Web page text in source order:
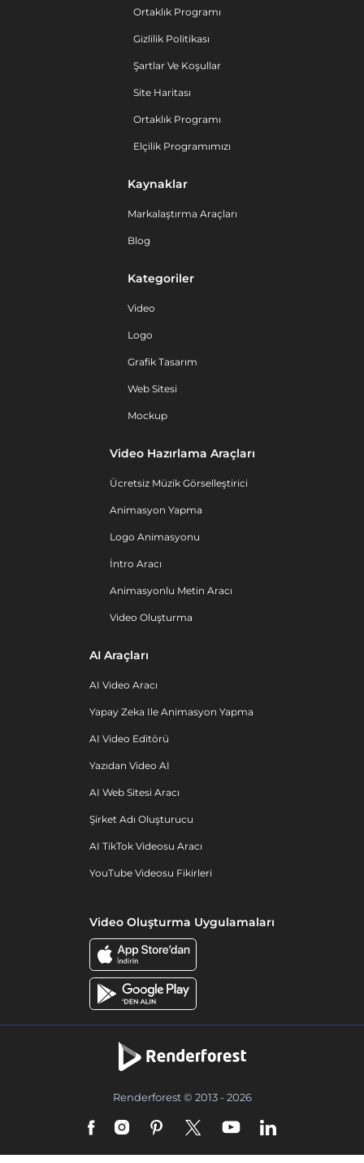
Ortaklık Programı
Gizlilik Politikası
Şartlar Ve Koşullar
Site Haritası
Ortaklık Programı
Elçilik Programımızı
Kaynaklar
Markalaştırma Araçları
Blog
Kategoriler
Video
Logo
Grafik Tasarım
Web Sitesi
Mockup
Video Hazırlama Araçları
Ücretsiz Müzik Görselleştirici
Animasyon Yapma
Logo Animasyonu
İntro Aracı
Animasyonlu Metin Aracı
Video Oluşturma
AI Araçları
AI Video Aracı
Yapay Zeka Ile Animasyon Yapma
AI Video Editörü
Yazıdan Video AI
AI Web Sitesi Aracı
Şirket Adı Oluşturucu
AI TikTok Videosu Aracı
YouTube Videosu Fikirleri
Video Oluşturma Uygulamaları
Renderforest © 2013 - 2026